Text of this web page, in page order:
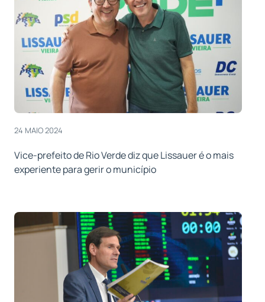
24 MAIO 2024
Vice-prefeito de Rio Verde diz que Lissauer é o mais
experiente para gerir o município